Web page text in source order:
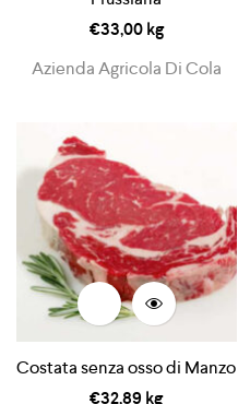
€33,00kg
Azienda Agricola Di Cola
Costata senza osso di Manzo
€32,89 kg